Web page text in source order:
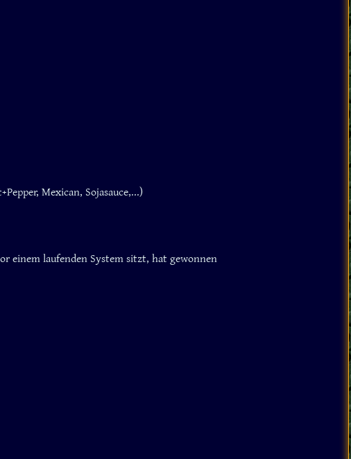
Mexican, Sojasauce,...)
einem laufenden System sitzt, hat gewonnen